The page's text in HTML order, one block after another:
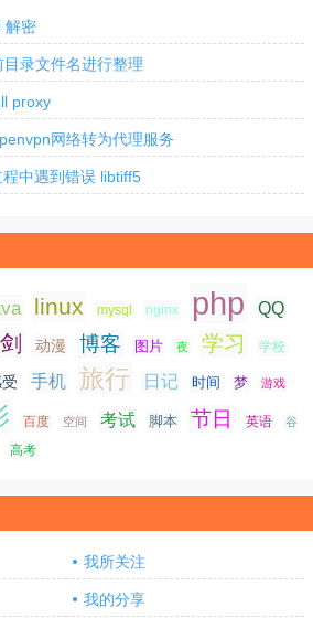
解密
录文件名进行整理
proxy
网络转为代理服务
中遇到错误 libtiff5
linux mysql nginx php QQ
动漫 博客 图片 夜 学习 学校
手机 旅行 日记 时间 梦 游戏
百度 空间 考试 脚本 节日 英语 谷
高考
我所关注
我的分享